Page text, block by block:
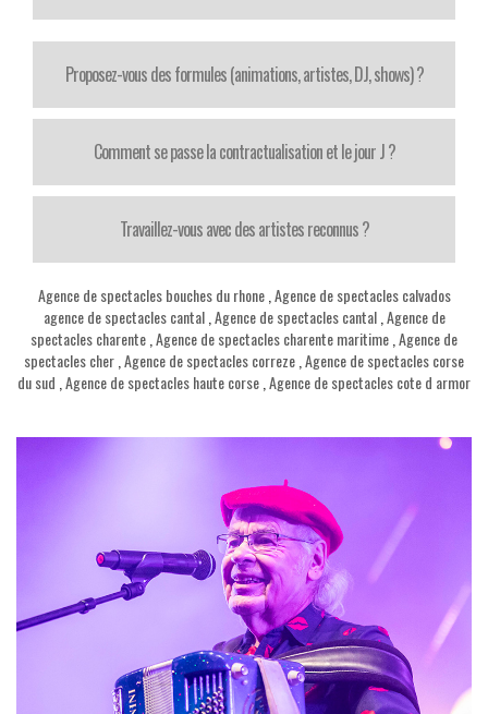
Proposez-vous des formules (animations, artistes, DJ, shows) ?
Comment se passe la contractualisation et le jour J ?
Travaillez-vous avec des artistes reconnus ?
Agence de spectacles bouches du rhone, Agence de spectacles calvados
agence de spectacles cantal, Agence de spectacles cantal, Agence de
spectacles charente Agence de spectacles charente maritime Agence de
spectacles cher Agence de spectacles correze Agence de spectacles corse
du sud Agence de spectacles haute corse Agence de spectacles cote d armor